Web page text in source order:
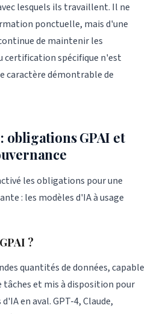
lesquels ils travaillent. Il ne
ponctuelle, mais d'une
de maintenir les
certification spécifique n'est
caractère démontrable de
: obligations GPAI et
les obligations pour une
: les modèles d'IA à usage
?
quantités de données, capable
et mis à disposition pour
en aval. GPT-4, Claude,